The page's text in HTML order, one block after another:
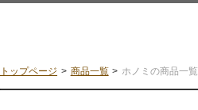
トップページ 商品一覧 ホノミの商品一覧